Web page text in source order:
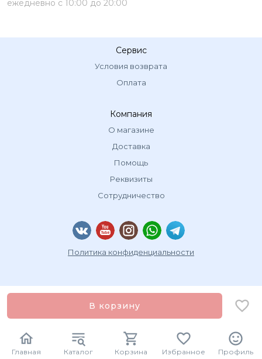
Главная Каталог Корзина Избранное Профиль
В корзину
ежедневно с 10:00 до 20:00
Сервис
Условия возврата
Оплата
Компания
О магазине
Доставка
Помощь
Реквизиты
Сотрудничество
Политика конфиденциальности